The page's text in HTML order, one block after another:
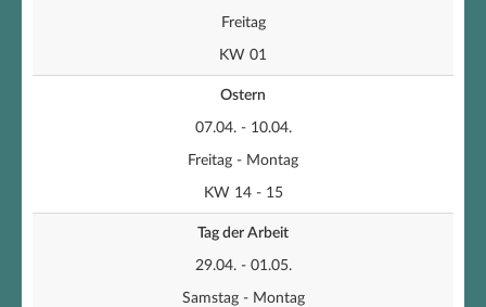
Freitag
KW 01
Ostern
07.04. - 10.04.
Freitag - Montag
KW 14 - 15
Tag der Arbeit
29.04. - 01.05.
Samstag - Montag